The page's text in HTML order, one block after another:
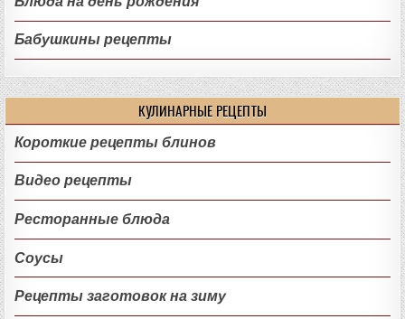
Бабушкины рецепты
КУЛИНАРНЫЕ РЕЦЕПТЫ
Короткие рецепты блинов
Видео рецепты
Ресторанные блюда
Соусы
Рецепты заготовок на зиму